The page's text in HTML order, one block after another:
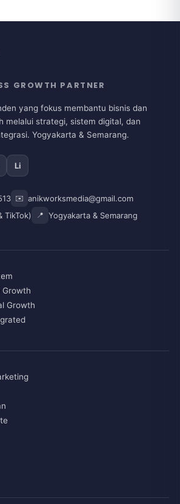
GROWTH PARTNER
yang fokus membantu bisnis dan
melalui strategi, sistem digital, dan
Yogyakarta & Semarang.
Li
✉️ anikworksmedia@gmail.com
TikTok) 📍 Yogyakarta & Semarang
Growth
Growth